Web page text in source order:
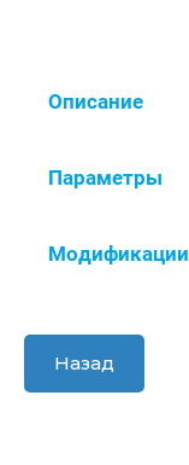
Описание
Параметры
Модификации
Назад